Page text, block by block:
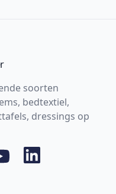
soorten
bedtextiel,
dressings op
LinkedIn